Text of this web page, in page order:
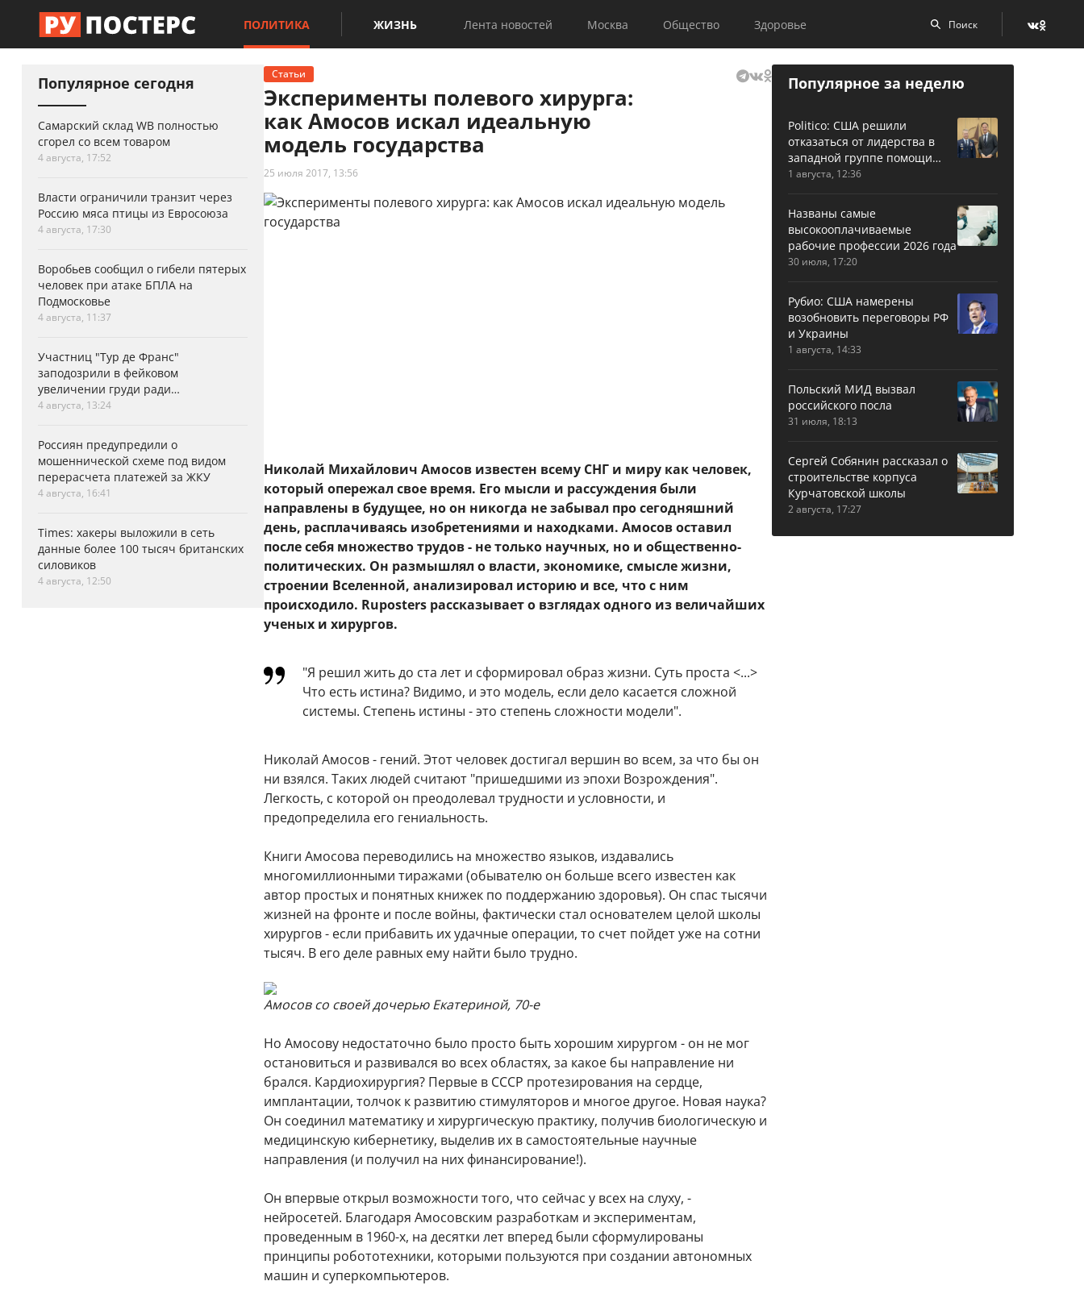
ПОЛИТИКА ЖИЗНЬ Лента новостей Москва Общество Здоровье
Популярное сегодня
Самарский склад WB полностью
сгорел со всем товаром
4 августа, 17:52
Власти ограничили транзит через
Россию мяса птицы из Евросоюза
4 августа, 17:30
Воробьев сообщил о гибели пятерых
человек при атаке БПЛА на
Подмосковье
4 августа, 11:37
Участниц "Тур де Франс"
заподозрили в фейковом
увеличении груди ради
аэродинамики
4 августа, 13:24
Россиян предупредили о
мошеннической схеме под видом
перерасчета платежей за ЖКУ
4 августа, 16:41
Times: хакеры выложили в сеть
данные более 100 тысяч британских
силовиков
4 августа, 12:50
Статьи
Эксперименты полевого хирурга:
как Амосов искал идеальную
модель государства
25 июля 2017, 13:56
Николай Михайлович Амосов известен всему СНГ и миру как человек,
который опережал свое время. Его мысли и рассуждения были
направлены в будущее, но он никогда не забывал про сегодняшний
день, расплачиваясь изобретениями и находками. Амосов оставил
после себя множество трудов - не только научных, но и общественно-
политических. Он размышлял о власти, экономике, смысле жизни,
строении Вселенной, анализировал историю и все, что с ним
происходило. Ruposters рассказывает о взглядах одного из величайших
ученых и хирургов.
"Я решил жить до ста лет и сформировал образ жизни. Суть проста <...>
Что есть истина? Видимо, и это модель, если дело касается сложной
системы. Степень истины - это степень сложности модели".
Николай Амосов - гений. Этот человек достигал вершин во всем, за что бы он
ни взялся. Таких людей считают "пришедшими из эпохи Возрождения".
Легкость, с которой он преодолевал трудности и условности, и
предопределила его гениальность.
Книги Амосова переводились на множество языков, издавались
многомиллионными тиражами (обывателю он больше всего известен как
автор простых и понятных книжек по поддержанию здоровья). Он спас тысячи
жизней на фронте и после войны, фактически стал основателем целой школы
хирургов - если прибавить их удачные операции, то счет пойдет уже на сотни
тысяч. В его деле равных ему найти было трудно.
Амосов со своей дочерью Екатериной, 70-е
Но Амосову недостаточно было просто быть хорошим хирургом - он не мог
остановиться и развивался во всех областях, за какое бы направление ни
брался. Кардиохирургия? Первые в СССР протезирования на сердце,
имплантации, толчок к развитию стимуляторов и многое другое. Новая наука?
Он соединил математику и хирургическую практику, получив биологическую и
медицинскую кибернетику, выделив их в самостоятельные научные
направления (и получил на них финансирование!).
Он впервые открыл возможности того, что сейчас у всех на слуху, -
нейросетей. Благодаря Амосовским разработкам и экспериментам,
проведенным в 1960-х, на десятки лет вперед были сформулированы
принципы робототехники, которыми пользуются при создании автономных
машин и суперкомпьютеров.
Популярное за неделю
Politico: США решили
отказаться от лидерства в
западной группе помощи
Украине
1 августа, 12:36
Названы самые
высокооплачиваемые
рабочие профессии 2026 года
30 июля, 17:20
Рубио: США намерены
возобновить переговоры РФ
и Украины
1 августа, 14:33
Польский МИД вызвал
российского посла
31 июля, 18:13
Сергей Собянин рассказал о
строительстве корпуса
Курчатовской школы
2 августа, 17:27